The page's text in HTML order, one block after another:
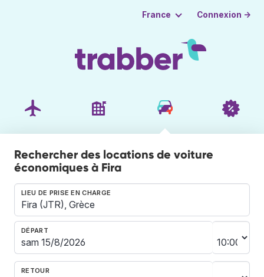
France Connexion →
Rechercher des locations de voiture
économiques à Fira
LIEU DE PRISE EN CHARGE
DÉPART
RETOUR